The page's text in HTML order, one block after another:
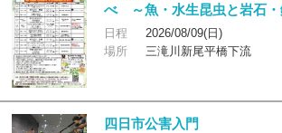
べ ～魚・水生昆虫と岩石・
日程
2026/08/09(日)
場所
三滝川新尾平橋下流
四日市公害入門